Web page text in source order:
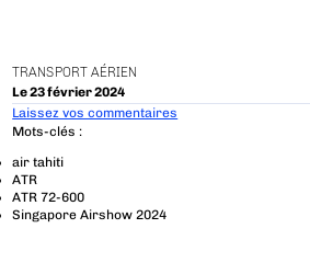
TRANSPORT AÉRIEN
Le 23 février 2024
Laissez vos commentaires
Mots-clés :
air tahiti
ATR
ATR 72-600
Singapore Airshow 2024